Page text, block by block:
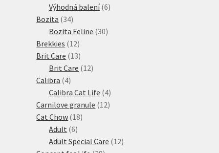
produkty
Výhodná balení 66
Bozita 3434
produktů
Bozita Feline 3030
Brekkies 1212
produktů
Brit Care 1313
produktů
Brit Care 1212
Calibra 44
produkty
Calibra Cat Life 44
produkty
Carnilove granule 1212
Cat Chow 1818
Adult 66
produktů
Adult Special Care 1212